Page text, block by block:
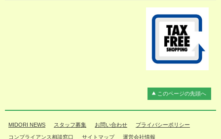
このページの先頭へ
MIDORI NEWS スタッフ募集 お問い合わせ プライバシーポリシー
コンプライアンス相談窓口 サイトマップ 運営会社情報